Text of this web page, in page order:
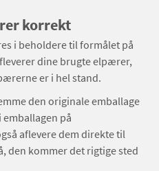
korrekt
i beholdere til formålet på
dine brugte elpærer,
er i hel stand.
den originale emballage
på
aflevere dem direkte til
den kommer det rigtige sted